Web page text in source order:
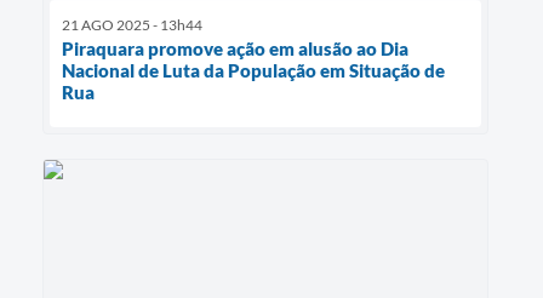
21 AGO 2025 - 13h44
Piraquara promove ação em alusão ao Dia
Nacional de Luta da População em Situação de
Rua